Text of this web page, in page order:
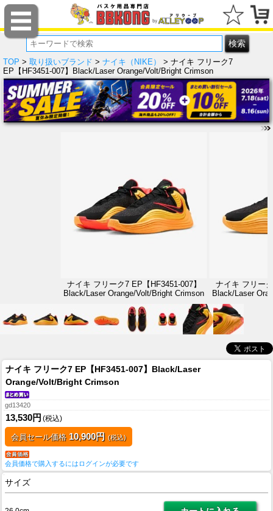
TOP > 取り扱いブランド > ナイキ（NIKE）
> ナイキ フリーク7
EP【HF3451-007】Black/Laser Orange/Volt/Bright Crimson
ナイキ フリーク7 EP【HF3451-007】
Black/Laser Orange/Volt/Bright Crimson
ナイキ フリー
Black/Laser
ナイキ フリーク7 EP【HF3451-007】Black/Laser
Orange/Volt/Bright Crimson
gd13420
13,530円 (税込)
会員セール価格 10,900円 (税込)
会員価格で購入するにはログインが必要です
サイズ